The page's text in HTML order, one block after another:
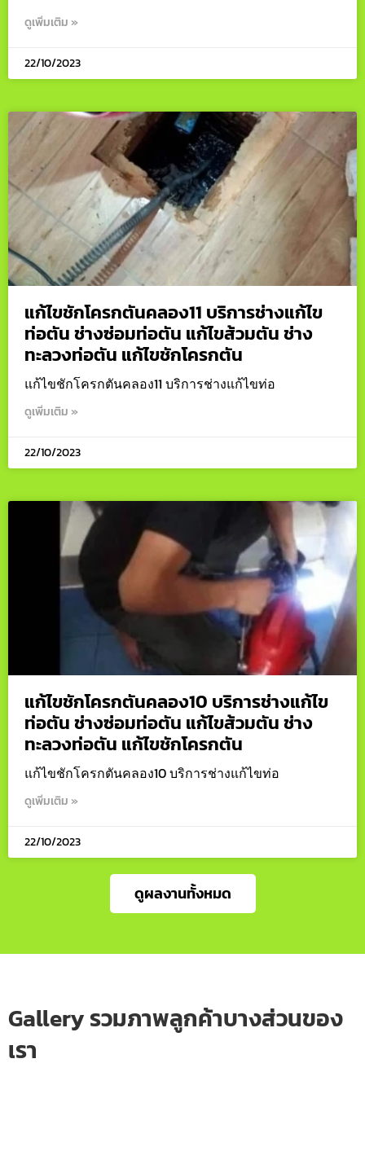
ดูเพิ่มเติม »
22/10/2023
แก้ไขชักโครกตันคลอง11 บริการช่างแก้ไข
ท่อตัน ช่างซ่อมท่อตัน แก้ไขส้วมตัน ช่าง
ทะลวงท่อตัน แก้ไขชักโครกตัน
แก้ไขชักโครกตันคลอง11 บริการช่างแก้ไขท่อ
ดูเพิ่มเติม »
22/10/2023
แก้ไขชักโครกตันคลอง10 บริการช่างแก้ไข
ท่อตัน ช่างซ่อมท่อตัน แก้ไขส้วมตัน ช่าง
ทะลวงท่อตัน แก้ไขชักโครกตัน
แก้ไขชักโครกตันคลอง10 บริการช่างแก้ไขท่อ
ดูเพิ่มเติม »
22/10/2023
ดูผลงานทั้งหมด
Gallery รวมภาพลูกค้าบางส่วนของ
เรา